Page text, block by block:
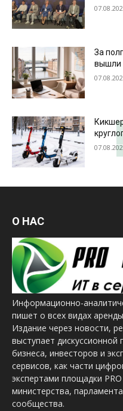
За
вышли
О НАС
Информационно-
пишет о всех видах
Издание через новости,
выступает дискуссионной
бизнеса, инвесторов и
сервисов, как части
экспертами площадки
министерства,
сообщества.